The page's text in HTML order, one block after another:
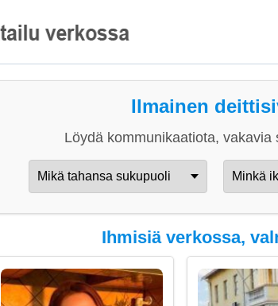
Ilmainen
Löydä kommunikaatiota,
Ihmisiä verkossa,